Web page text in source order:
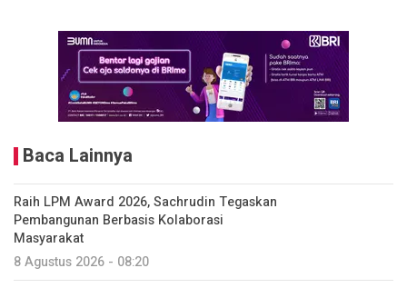
Baca Lainnya
Raih LPM Award 2026, Sachrudin Tegaskan
Pembangunan Berbasis Kolaborasi
Masyarakat
8 Agustus 2026 - 08:20